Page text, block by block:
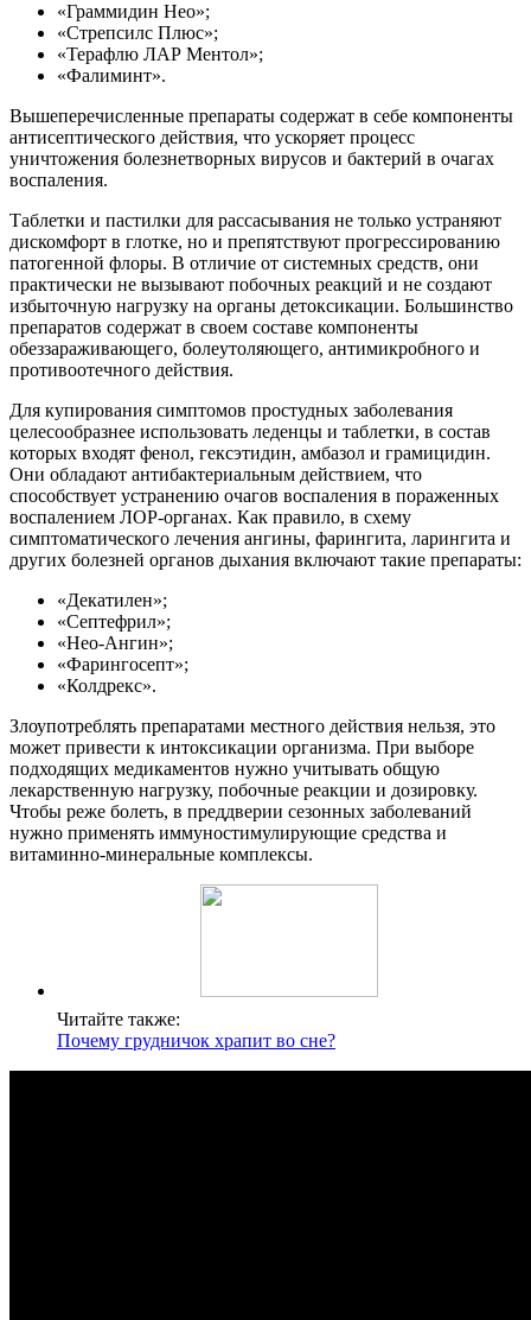
«Граммидин Нео»;
«Стрепсилс Плюс»;
«Терафлю ЛАР Ментол»;
«Фалиминт».
Вышеперечисленные препараты содержат в себе компоненты
антисептического действия, что ускоряет процесс
уничтожения болезнетворных вирусов и бактерий в очагах
воспаления.
Таблетки и пастилки для рассасывания не только устраняют
дискомфорт в глотке, но и препятствуют прогрессированию
патогенной флоры. В отличие от системных средств, они
практически не вызывают побочных реакций и не создают
избыточную нагрузку на органы детоксикации. Большинство
препаратов содержат в своем составе компоненты
обеззараживающего, болеутоляющего, антимикробного и
противоотечного действия.
Для купирования симптомов простудных заболевания
целесообразнее использовать леденцы и таблетки, в состав
которых входят фенол, гексэтидин, амбазол и грамицидин.
Они обладают антибактериальным действием, что
способствует устранению очагов воспаления в пораженных
воспалением ЛОР-органах. Как правило, в схему
симптоматического лечения ангины, фарингита, ларингита и
других болезней органов дыхания включают такие препараты:
«Декатилен»;
«Септефрил»;
«Нео-Ангин»;
«Фарингосепт»;
«Колдрекс».
Злоупотреблять препаратами местного действия нельзя, это
может привести к интоксикации организма. При выборе
подходящих медикаментов нужно учитывать общую
лекарственную нагрузку, побочные реакции и дозировку.
Чтобы реже болеть, в преддверии сезонных заболеваний
нужно применять иммуностимулирующие средства и
витаминно-минеральные комплексы.
Читайте также:
Почему грудничок храпит во сне?